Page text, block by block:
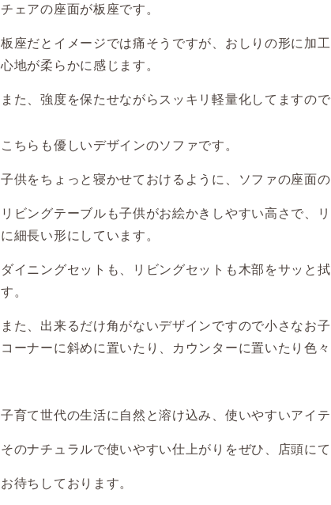
チェアの座面が板座です。
板座だとイメージでは痛そうですが、おしりの形に加
心地が柔らかに感じます。
また、強度を保たせながらスッキリ軽量化してますので
こちらも優しいデザインのソファです。
子供をちょっと寝かせておけるように、ソファの座面
リビングテーブルも子供がお絵かきしやすい高さで、
に細長い形にしています。
ダイニングセットも、リビングセットも木部をサッと
す。
また、出来るだけ角がないデザインですので小さなお
コーナーに斜めに置いたり、カウンターに置いたり色
子育て世代の生活に自然と溶け込み、使いやすいアイ
そのナチュラルで使いやすい仕上がりをぜひ、店頭に
お待ちしております。